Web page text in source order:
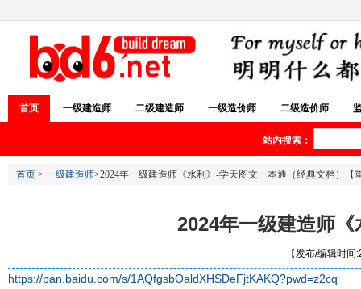
首页 一级建造师 二级建造师 一级造价师 二级造价师
站内搜索：
首页 > 一级建造师>2024年一级建造师《水利》-学天图文一本通（经典文档）【
2024年一级建造师
【发布/编辑时
https://pan.baidu.com/s/1AQfgsbOaldXHSDeFjtKAKQ?pwd=z2cq